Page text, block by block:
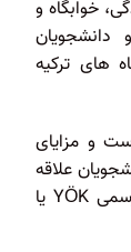
خوابگاه و
های ترکیه
و مزایای
علاقه
مند توصیه می شود جزئیات را در وب سایت رسمی YÖK یا